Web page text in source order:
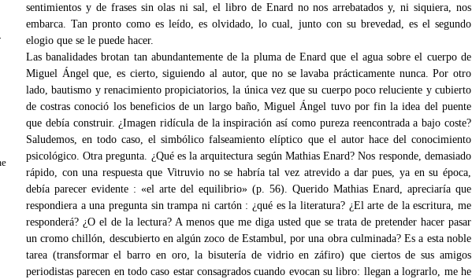
sentimientos y de frases sin olas ni sal, el libro de Enard no nos arrebatados y, ni siquiera, nos
embarca. Tan pronto como es leído, es olvidado, lo cual, junto con su brevedad, es el segundo
elogio que se le puede hacer.
Las banalidades brotan tan abundantemente de la pluma de Enard que el agua sobre el cuerpo de
Miguel Ángel que, es cierto, siguiendo al autor, que no se lavaba prácticamente nunca. Por otro
lado, bautismo y renacimiento propiciatorios, la única vez que su cuerpo poco reluciente y cubierto
de costras conoció los beneficios de un largo baño, Miguel Ángel tuvo por fin la idea del puente
que debía construir. ¿Imagen ridícula de la inspiración así como pureza reencontrada a bajo coste?
Saludemos, en todo caso, el simbólico falseamiento elíptico que el autor hace del conocimiento
psicológico. Otra pregunta. ¿Qué es la arquitectura según Mathias Enard? Nos responde, demasiado
rápido, con una respuesta que Vitruvio no se habría tal vez atrevido a dar pues, ya en su época,
debía parecer evidente : «el arte del equilibrio» (p. 56). Querido Mathias Enard, apreciaría que
respondiera a una pregunta sin trampa ni cartón : ¿qué es la literatura? ¿El arte de la escritura, me
responderá? ¿O el de la lectura? A menos que me diga usted que se trata de pretender hacer pasar
un cromo chillón, descubierto en algún zoco de Estambul, por una obra culminada? Es a esta noble
tarea (transformar el barro en oro, la bisutería de vidrio en záfiro) que ciertos de sus amigos
periodistas parecen en todo caso estar consagrados cuando evocan su libro: llegan a lograrlo, me he